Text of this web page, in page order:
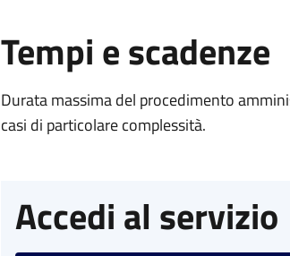
Tempi e scadenze
Durata massima del procedimento
casi di particolare complessità.
Accedi al servizio